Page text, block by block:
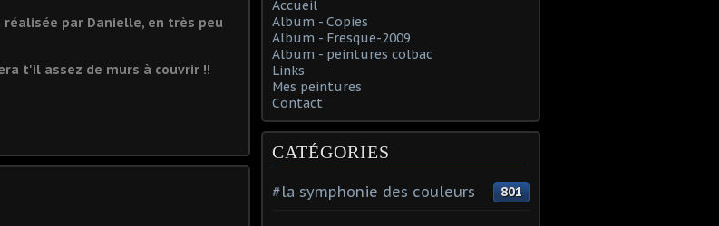
par Danielle, en très peu
t'il assez de murs à couvrir !!
Accueil
Album - Copies
Album - Fresque-2009
Album - peintures colbac
Links
Mes peintures
Contact
CATÉGORIES
#la symphonie des couleurs 801